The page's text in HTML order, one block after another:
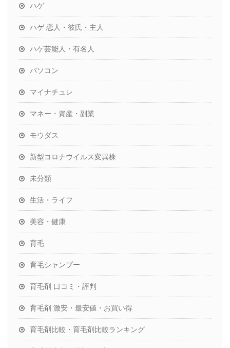
ハゲ
ハゲ 恋人・彼氏・主人
ハゲ芸能人・有名人
パソコン
マイナチュレ
マネー・資産・副業
モウダス
新型コロナウイルス変異株
未分類
生活・ライフ
美容・健康
育毛
育毛シャンプー
育毛剤 口コミ・評判
育毛剤 激安・最安値・お買い得
育毛剤比較・育毛剤比較ランキング